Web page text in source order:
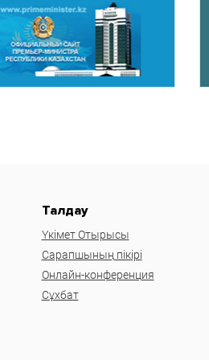
Талдау
Үкімет Отырысы
Сарапшының пікірі
Онлайн-конференция
Сұхбат